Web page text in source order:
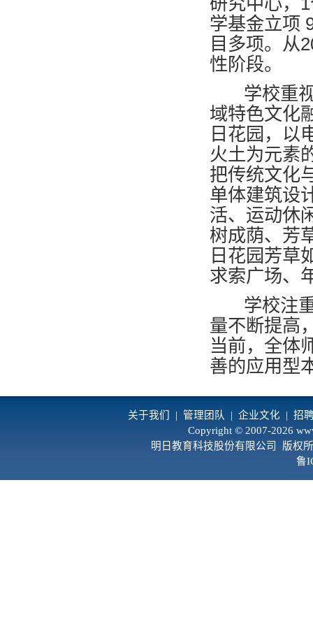
学基金立项
目多项。从
性阶段。
学校重视
域特色文化
日花园，以
火土为元素
把传统文化
单体建筑设
活、运动休
树成荫、芳
日花园芳草
求索广场、
学校注重
量不断提高
当前，全体
善的应用型
关于我们 |管理团队 |企业文化 |招
Copyright © 2007-2026
明日教育科技股份有限公司 版权
鲁